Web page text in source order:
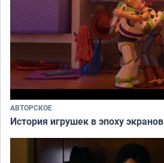
АВТОРСКОЕ
История игрушек в эпоху экранов